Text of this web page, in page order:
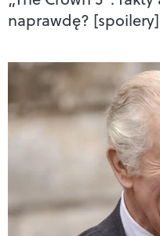
naprawdę? [spoilery]